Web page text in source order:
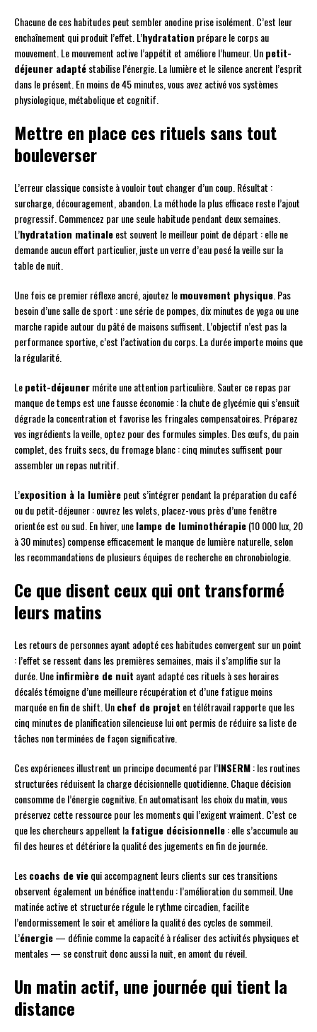
Chacune de ces habitudes peut sembler anodine prise isolément. C’est leur
enchaînement qui produit l’effet. L’hydratation prépare le corps au
mouvement. Le mouvement active l’appétit et améliore l’humeur. Unpetit-
déjeuner adaptéstabilise l’énergie. La lumière et le silence ancrent l’esprit
dans le présent. En moins de 45 minutes, vous avez activé vos systèmes
physiologique, métabolique et cognitif.
Mettre en place ces rituels sans tout
bouleverser
L’erreur classique consiste à vouloir tout changer d’un coup. Résultat :
surcharge, découragement, abandon. La méthode la plus efficace reste l’ajout
progressif. Commencez par une seule habitude pendant deux semaines.
L’hydratation matinaleest souvent le meilleur point de départ : elle ne
demande aucun effort particulier, juste un verre d’eau posé la veille sur la
table de nuit.
Une fois ce premier réflexe ancré, ajoutez lemouvement physique . Pas
besoin d’une salle de sport : une série de pompes, dix minutes de yoga ou une
marche rapide autour du pâté de maisons suffisent. L’objectif n’est pas la
performance sportive, c’est l’activation du corps. La durée importe moins que
la régularité.
Lepetit-déjeunermérite une attention particulière. Sauter ce repas par
manque de temps est une fausse économie : la chute de glycémie qui s’ensuit
dégrade la concentration et favorise les fringales compensatoires. Préparez
vos ingrédients la veille, optez pour des formules simples. Des œufs, du pain
complet, des fruits secs, du fromage blanc : cinq minutes suffisent pour
assembler un repas nutritif.
L’exposition à la lumièrepeut s’intégrer pendant la préparation du café
ou du petit-déjeuner : ouvrez les volets, placez-vous près d’une fenêtre
orientée est ou sud. En hiver, unelampe de luminothérapie(10 000 lux, 20
à 30 minutes) compense efficacement le manque de lumière naturelle, selon
les recommandations de plusieurs équipes de recherche en chronobiologie.
Ce que disent ceux qui ont transformé
leurs matins
Les retours de personnes ayant adopté ces habitudes convergent sur un point
: l’effet se ressent dans les premières semaines, mais il s’amplifie sur la
durée. Uneinfirmière de nuit ayant adapté ces rituels à ses horaires
décalés témoigne d’une meilleure récupération et d’une fatigue moins
marquée en fin de shift. Unchef de projet en télétravail rapporte que les
cinq minutes de planification silencieuse lui ont permis de réduire sa liste de
tâches non terminées de façon significative.
Ces expériences illustrent un principe documenté par l’INSERM: les routines
structurées réduisent la charge décisionnelle quotidienne. Chaque décision
consomme de l’énergie cognitive. En automatisant les choix du matin, vous
préservez cette ressource pour les moments qui l’exigent vraiment. C’est ce
que les chercheurs appellent lafatigue décisionnelle: elle s’accumule au
fil des heures et détériore la qualité des jugements en fin de journée.
Lescoachs de viequi accompagnent leurs clients sur ces transitions
observent également un bénéfice inattendu : l’amélioration du sommeil. Une
matinée active et structurée régule le rythme circadien, facilite
l’endormissement le soir et améliore la qualité des cycles de sommeil.
L’énergie— définie comme la capacité à réaliser des activités physiques et
mentales — se construit donc aussi la nuit, en amont du réveil.
Un matin actif, une journée qui tient la
distance